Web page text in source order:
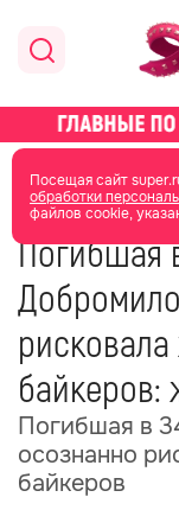
Посещая сайт
обработки
файлов cookie,
главная
08 мая 15:24
Погибшая
байкеров:
Погибшая в
осознанно
байкеров